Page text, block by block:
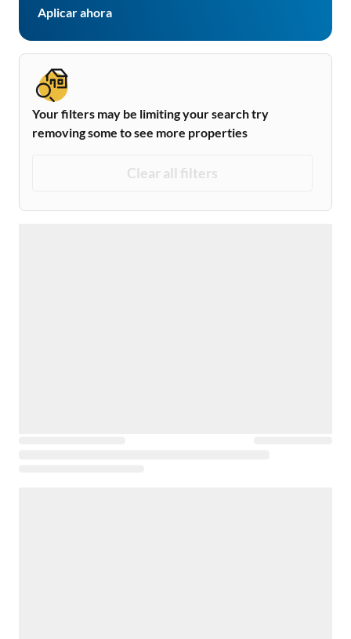
Aplicar ahora
Your filters may be limiting your search try
removing some to see more properties
Clear all filters